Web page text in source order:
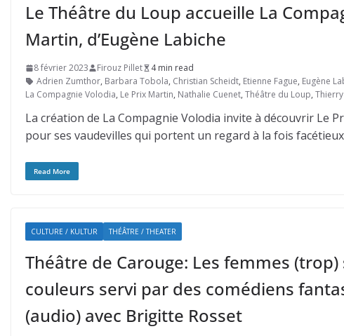
Le Théâtre du Loup accueille La
Martin, d’Eugène Labiche
8 février 2023 Firouz Pillet
4 min read
Adrien Zumthor, Barbara Tobola, Christian Scheidt, Etienne Fague, Eugène
La Compagnie Volodia, Le Prix Martin, Nathalie Cuenet, Théâtre du Loup,
La création de La Compagnie Volodia invite à découvrir Le
pour ses vaudevilles qui portent un regard à la fois
Read More
CULTURE / KULTUR THÉÂTRE / THEATER
Théâtre de Carouge: Les femmes
couleurs servi par des comédiens
(audio) avec Brigitte Rosset